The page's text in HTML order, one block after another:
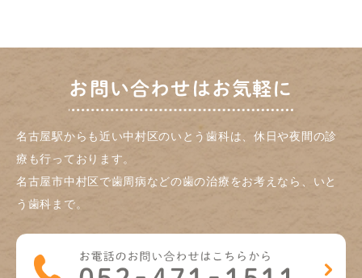
お問い合わせはお気軽に
名古屋駅からも近い中村区のいとう歯科は、休日や夜間の診
療も行っております。
名古屋市中村区で歯周病などの歯の治療をお考えなら、いと
う歯科まで。